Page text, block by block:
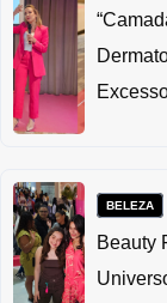
BELEZA
Beauty